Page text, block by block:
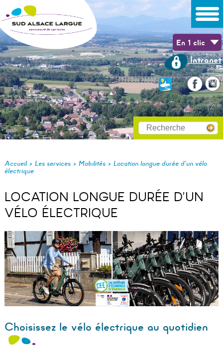
En 1 clic
Intranet
Accueil> Les services> Mobilités> Location longue durée d’un vélo
électrique
LOCATION LONGUE DURÉE D’UN
VÉLO ÉLECTRIQUE
Choisissez le vélo électrique au quotidien